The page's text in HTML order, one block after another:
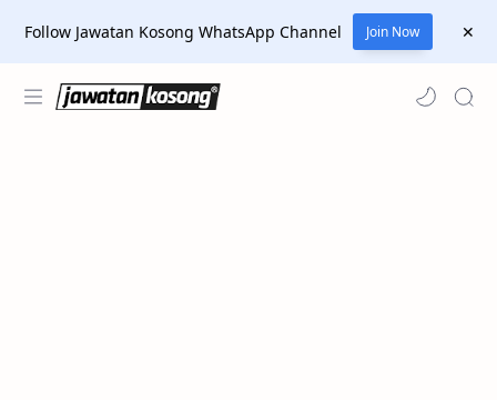
Follow Jawatan Kosong WhatsApp Channel Join Now